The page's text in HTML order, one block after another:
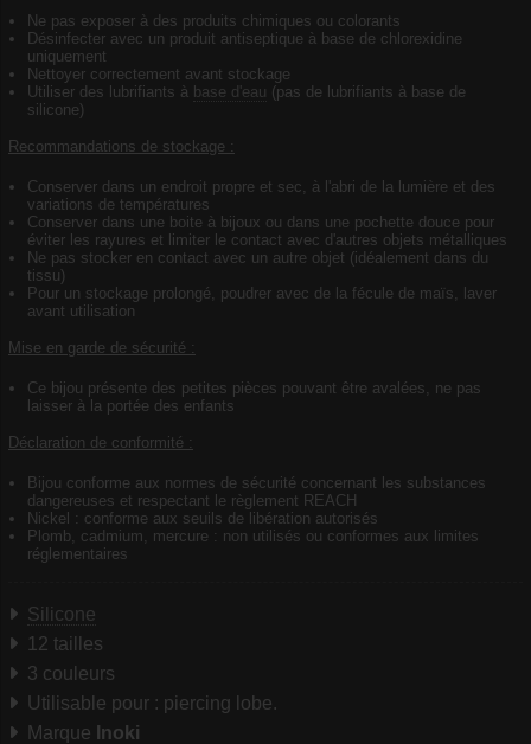
Ne pas exposer à des produits chimiques ou colorants
Désinfecter avec un produit antiseptique à base de chlorexidine
uniquement
Nettoyer correctement avant stockage
Utiliser des lubrifiants à base d'eau (pas de lubrifiants à base de
silicone)
Recommandations de stockage :
Conserver dans un endroit propre et sec, à l'abri de la lumière et des
variations de températures
Conserver dans une boite à bijoux ou dans une pochette douce pour
éviter les rayures et limiter le contact avec d'autres objets métalliques
Ne pas stocker en contact avec un autre objet (idéalement dans du
tissu)
Pour un stockage prolongé, poudrer avec de la fécule de maïs, laver
avant utilisation
Mise en garde de sécurité :
Ce bijou présente des petites pièces pouvant être avalées, ne pas
laisser à la portée des enfants
Déclaration de conformité :
Bijou conforme aux normes de sécurité concernant les substances
dangereuses et respectant le règlement REACH
Nickel : conforme aux seuils de libération autorisés
Plomb, cadmium, mercure : non utilisés ou conformes aux limites
réglementaires
Silicone
12 tailles
3 couleurs
Utilisable pour : piercing lobe.
Marque Inoki